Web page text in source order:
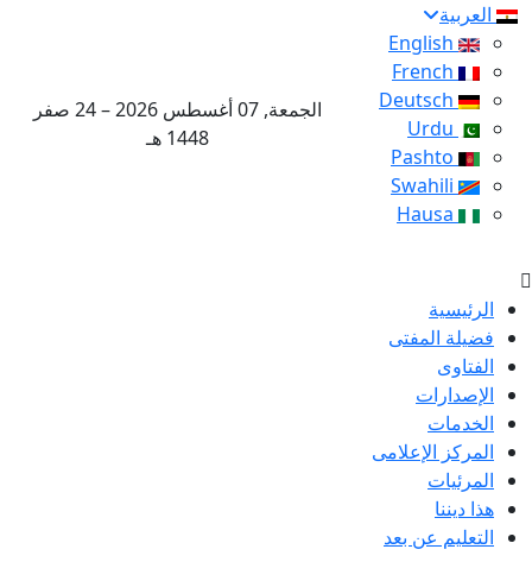
العربية
الجمعة, 07 أغسطس 2026 – 24 صفر
1448 هـ
الرئيسية
فضيلة المفتى
الفتاوى
الإصدارات
الخدمات
المركز الإعلامى
المرئيات
هذا ديننا
التعليم عن بعد